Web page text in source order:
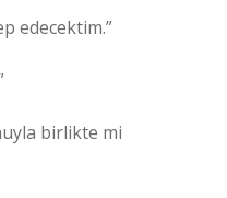
edecektim.”
birlikte mi